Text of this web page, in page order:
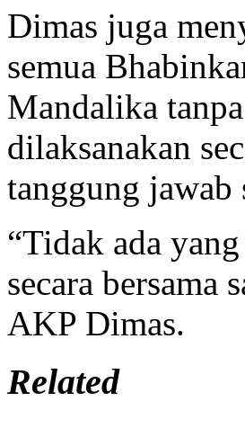
Dimas juga
semua
Mandalika
dilaksanakan
tanggung jawab
“Tidak ada
secara bersama
AKP Dimas.
Related